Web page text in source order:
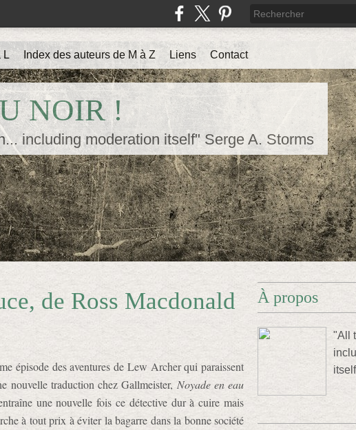
NOIR !
including moderation itself" Serge A. Storms
L Index des auteurs de M à Z Liens Contact
de Ross Macdonald
épisode des aventures de Lew Archer qui paraissent
nouvelle traduction chez Gallmeister, Noyade en eau
une nouvelle fois ce détective dur à cuire mais
à tout prix à éviter la bagarre dans la bonne société
À propos
"All